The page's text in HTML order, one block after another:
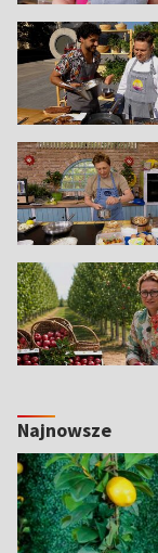
Najnowsze